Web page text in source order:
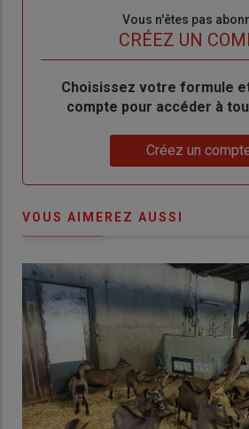
Vous n'êtes pas
CRÉEZ UN
BodyChoisissez votre formule
compte pour accéder à
Créez un
VOUS AIMEREZ AUSSI